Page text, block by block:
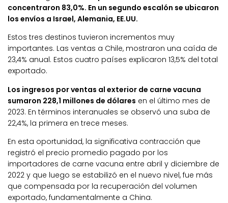
concentraron 83,0%. En un segundo escalón se ubicaron
los envíos a Israel, Alemania, EE.UU.
Estos tres destinos tuvieron incrementos muy
importantes. Las ventas a Chile, mostraron una caída de
23,4% anual. Estos cuatro países explicaron 13,5% del total
exportado.
Los ingresos por ventas al exterior de carne vacuna
sumaron 228,1 millones de dólares en el último mes de
2023. En términos interanuales se observó una suba de
22,4%, la primera en trece meses.
En esta oportunidad, la significativa contracción que
registró el precio promedio pagado por los
importadores de carne vacuna entre abril y diciembre de
2022 y que luego se estabilizó en el nuevo nivel, fue más
que compensada por la recuperación del volumen
exportado, fundamentalmente a China.